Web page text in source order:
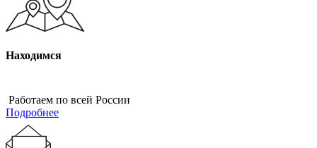
Находимся
Работаем по всей России
Подробнее